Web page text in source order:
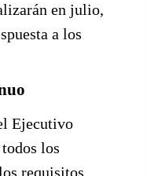
en julio,
a los
Ejecutivo
los
requisitos